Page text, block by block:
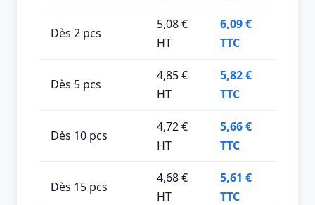
Dès 2 pcs
5,08 €
HT
6,09 €
TTC
Dès 5 pcs
4,85 €
HT
5,82 €
TTC
Dès 10 pcs
4,72 €
HT
5,66 €
TTC
Dès 15 pcs
4,68 €
HT
5,61 €
TTC